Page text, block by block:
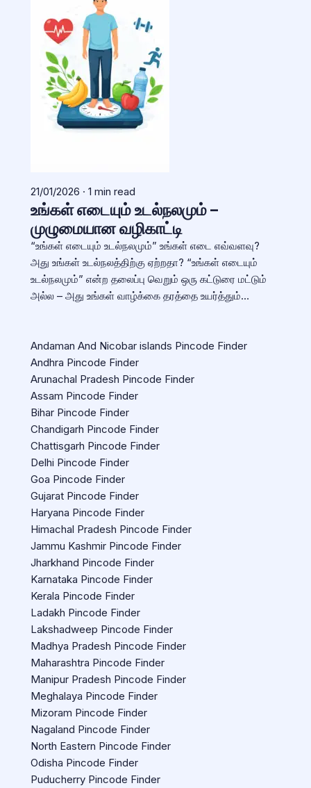
21/01/2026 · 1 min read
உங்கள் எடையும் உடல்நலமும் –
முழுமையான வழிகாட்டி
“உங்கள் எடையும் உடல்நலமும்” உங்கள் எடை எவ்வளவு?
அது உங்கள் உடல்நலத்திற்கு ஏற்றதா? “உங்கள் எடையும்
உடல்நலமும்” என்ற தலைப்பு வெறும் ஒரு கட்டுரை மட்டும்
அல்ல – அது உங்கள் வாழ்க்கை தரத்தை உயர்த்தும்…
Andaman And Nicobar islands Pincode Finder
Andhra Pincode Finder
Arunachal Pradesh Pincode Finder
Assam Pincode Finder
Bihar Pincode Finder
Chandigarh Pincode Finder
Chattisgarh Pincode Finder
Delhi Pincode Finder
Goa Pincode Finder
Gujarat Pincode Finder
Haryana Pincode Finder
Himachal Pradesh Pincode Finder
Jammu Kashmir Pincode Finder
Jharkhand Pincode Finder
Karnataka Pincode Finder
Kerala Pincode Finder
Ladakh Pincode Finder
Lakshadweep Pincode Finder
Madhya Pradesh Pincode Finder
Maharashtra Pincode Finder
Manipur Pradesh Pincode Finder
Meghalaya Pincode Finder
Mizoram Pincode Finder
Nagaland Pincode Finder
North Eastern Pincode Finder
Odisha Pincode Finder
Puducherry Pincode Finder